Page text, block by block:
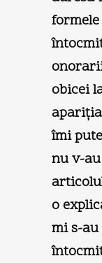
obicei
îmi
nu v-
o
mi s-au